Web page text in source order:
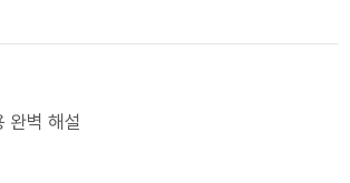
어떻게 하면 화살을 하트처럼 착각하게
벽 해설